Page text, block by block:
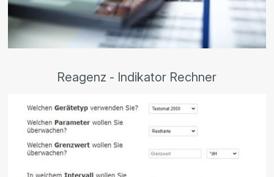
Reagenz - Indikator Rechner